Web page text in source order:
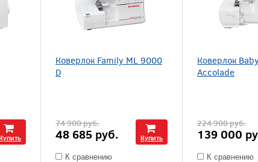
Коверлок Family МL 9000
D
74 900руб.
48 685 руб. Купить
К сравнению
Коверлок
Accolade
224 900руб.
139 000
К сравнению